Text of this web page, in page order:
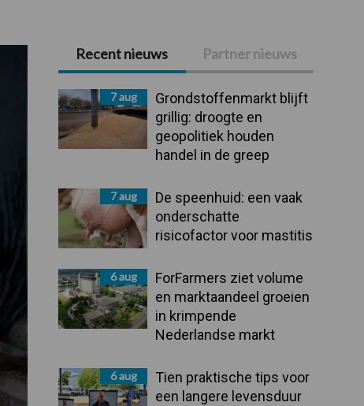
Primaire
Sidebar
Recent nieuws Partner nieuws
7 aug
Grondstoffenmarkt blijft
grillig: droogte en
geopolitiek houden
handel in de greep
7 aug
De speenhuid: een vaak
onderschatte
risicofactor voor mastitis
6 aug
ForFarmers ziet volume
en marktaandeel groeien
in krimpende
Nederlandse markt
6 aug
Tien praktische tips voor
een langere levensduur